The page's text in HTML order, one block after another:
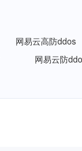
网易云高防ddos
网易云防